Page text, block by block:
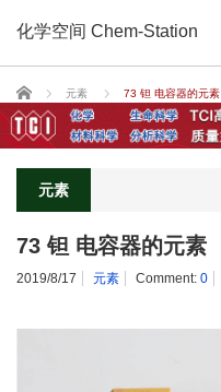
化学空间 Chem-Station
Home 元素 73 钽 电容器的元素
元素
73 钽 电容器的元素
2019/8/17 元素 Comment: 0